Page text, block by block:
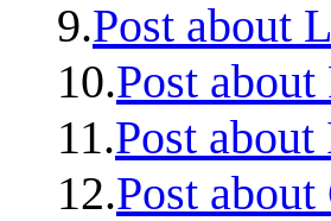
9.Post about
10.Post
11.Post
12.Post